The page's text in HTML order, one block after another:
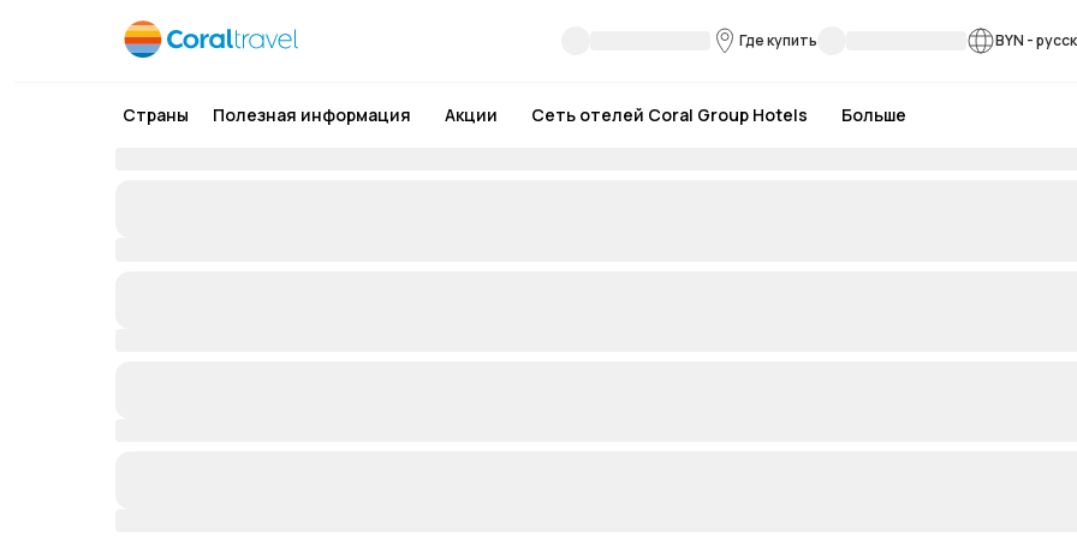
Где купить BYN -
Страны Полезная информация Акции Сеть отелей Coral Group Hotels Больше